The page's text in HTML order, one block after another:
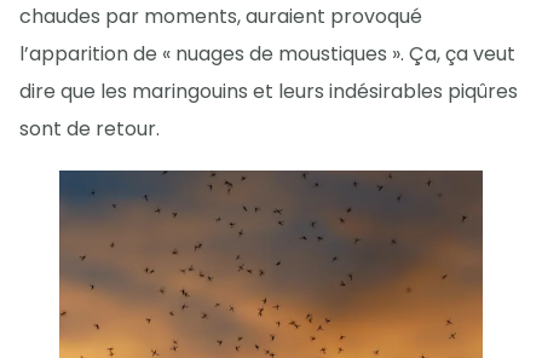
chaudes par moments, auraient provoqué
l’apparition de « nuages de moustiques ». Ça, ça veut
dire que les maringouins et leurs indésirables piqûres
sont de retour.